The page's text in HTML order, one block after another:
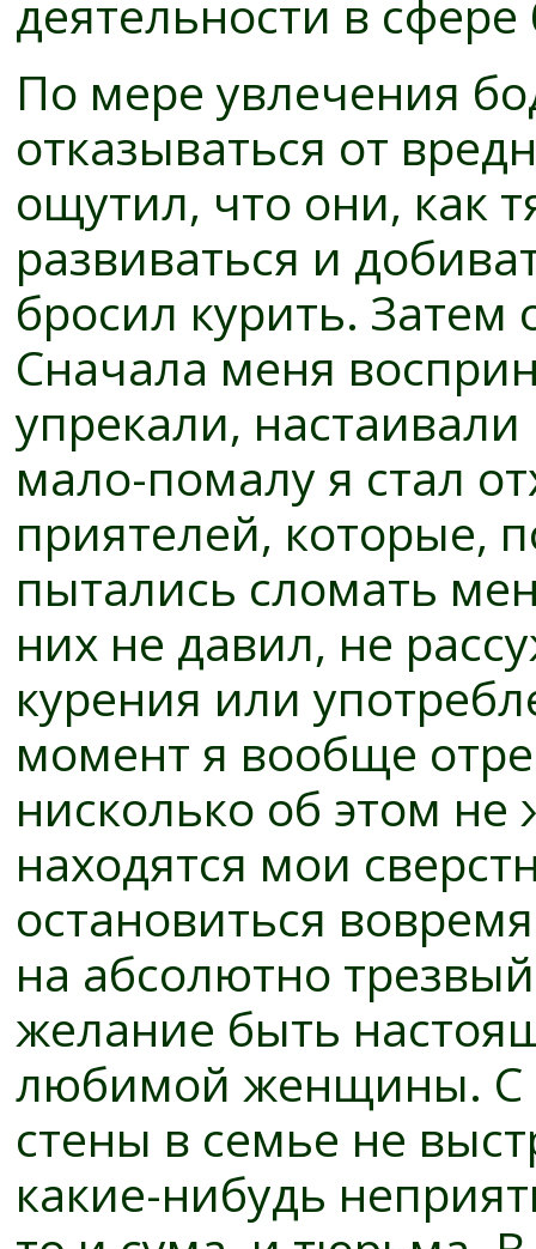
деятельности в
По мере увлечения
отказываться от
ощутил, что они, как
развиваться и
бросил курить. Затем
Сначала меня
упрекали,
мало-помалу я стал
приятелей, которые,
пытались сломать
них не давил, не
курения или
момент я вообще
нисколько об этом
находятся мои
остановиться
на абсолютно
желание быть
любимой женщины. С
стены в семье не
какие-нибудь